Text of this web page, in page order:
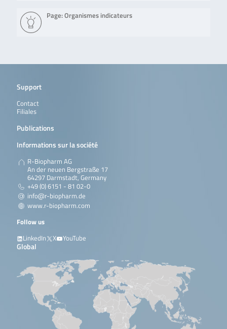
Page: Organismes indicateurs
Support
Contact
Filiales
Publications
Informations sur la société
R-Biopharm AG
An der neuen Bergstraße 17
64297 Darmstadt, Germany
+49 (0) 6151 - 81 02-0
info@r-biopharm.de
www.r-biopharm.com
Follow us
LinkedIn
X YouTube
Global